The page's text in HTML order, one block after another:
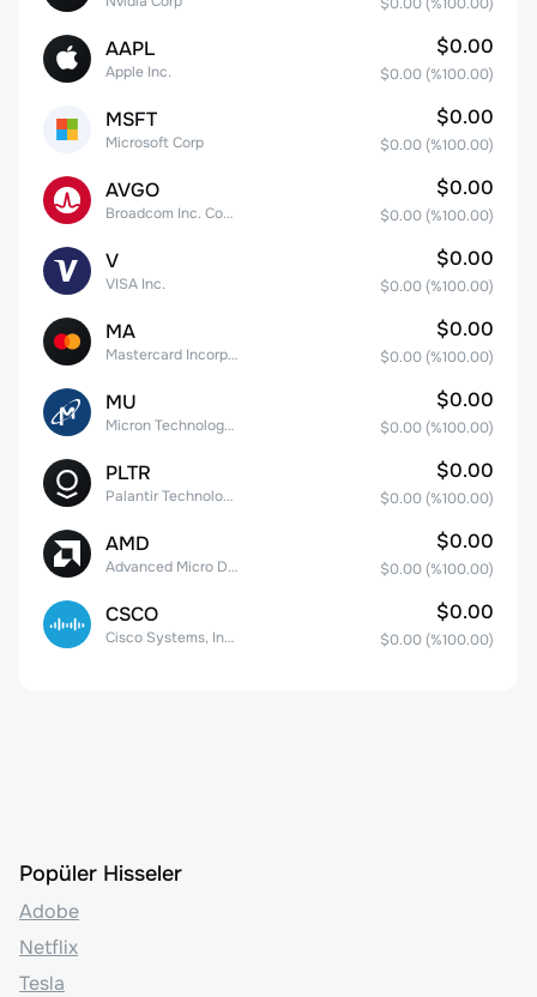
AAPL
Apple Inc.
$0.00
$0.00 (%100.00)
MSFT
Microsoft Corp
$0.00
$0.00 (%100.00)
AVGO
Broadcom Inc. Common Stock
$0.00
$0.00 (%100.00)
V
VISA Inc.
$0.00
$0.00 (%100.00)
MA
Mastercard Incorporated
$0.00
$0.00 (%100.00)
MU
Micron Technology, Inc.
$0.00
$0.00 (%100.00)
PLTR
Palantir Technologies Inc. Class A Common Stock
$0.00
$0.00 (%100.00)
AMD
Advanced Micro Devices
$0.00
$0.00 (%100.00)
CSCO
Cisco Systems, Inc. Common Stock (DE)
$0.00
$0.00 (%100.00)
Popüler Hisseler
Adobe
Netflix
Tesla